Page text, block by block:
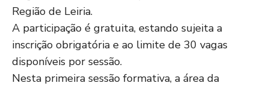
Região de Leiria.
A participação é gratuita, estando sujeita a
inscrição obrigatória e ao limite de 30 vagas
disponíveis por sessão.
Nesta primeira sessão formativa, a área da